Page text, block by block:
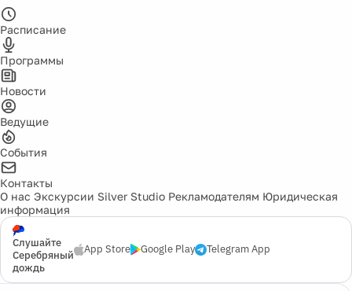
Расписание
Программы
Новости
Ведущие
События
Контакты
О нас Экскурсии Silver Studio Рекламодателям Юридическая
информация
Слушайте
Серебряный
дождь
App Store Google Play Telegram App